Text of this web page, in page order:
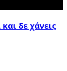
δε χάνεις